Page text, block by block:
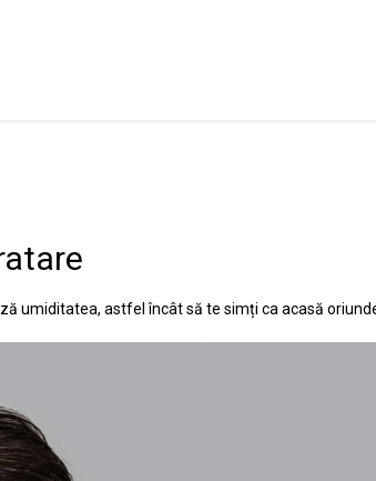
umiditatea, astfel încât să te simți ca acasă